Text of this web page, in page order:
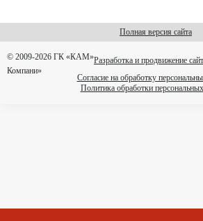
Полная версия сайта
© 2009-2026 ГК «КАМ»Разработка и продвижение
Компани»
Согласие на обработку
Политика обработки